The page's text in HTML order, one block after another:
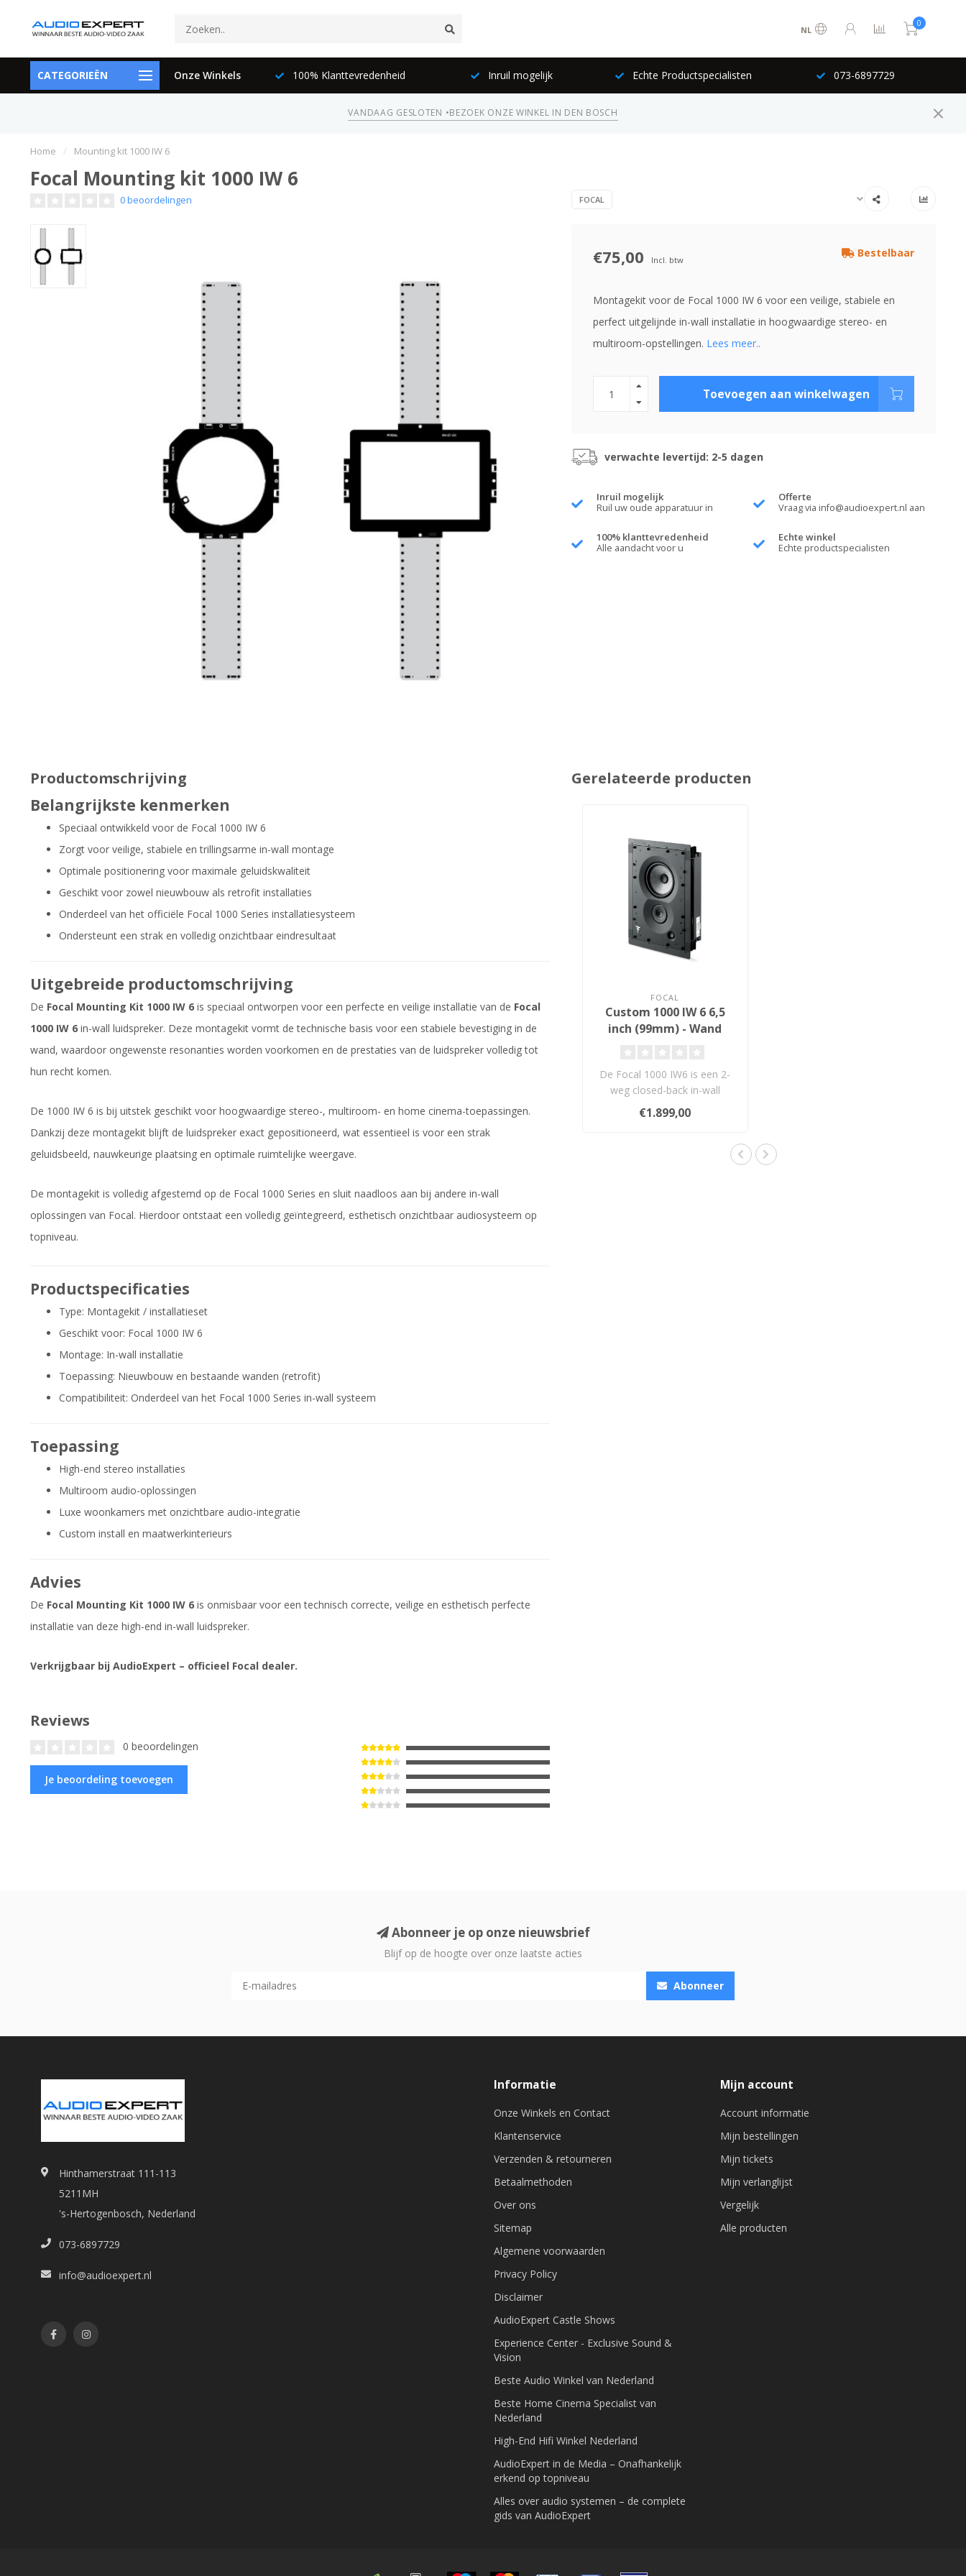
NL
0
CATEGORIEËN Onze Winkels
073-6897729 100% Klanttevredenheid Inruil mogelijk Echte Productspecialisten 073-6897729
VANDAAG GESLOTEN •BEZOEK ONZE WINKEL IN DEN BOSCH
Home / Mounting kit 1000 IW 6
Focal Mounting kit 1000 IW 6
0 beoordelingen FOCAL
€75,00 Incl. btw
Bestelbaar
Montagekit voor de Focal 1000 IW 6 voor een veilige, stabiele en
perfect uitgelijnde in-wall installatie in hoogwaardige stereo- en
multiroom-opstellingen. Lees meer..
Toevoegen aan winkelwagen
verwachte levertijd: 2-5 dagen
Inruil mogelijk
Ruil uw oude apparatuur in
Offerte
Vraag via info@audioexpert.nl aan
100% klanttevredenheid
Alle aandacht voor u
Echte winkel
Echte productspecialisten
Productomschrijving
Belangrijkste kenmerken
Speciaal ontwikkeld voor de Focal 1000 IW 6
Zorgt voor veilige, stabiele en trillingsarme in-wall montage
Optimale positionering voor maximale geluidskwaliteit
Geschikt voor zowel nieuwbouw als retrofit installaties
Onderdeel van het officiële Focal 1000 Series installatiesysteem
Ondersteunt een strak en volledig onzichtbaar eindresultaat
Uitgebreide productomschrijving
De Focal Mounting Kit 1000 IW 6 is speciaal ontworpen voor een perfecte en veilige installatie van de Focal
1000 IW 6 in-wall luidspreker. Deze montagekit vormt de technische basis voor een stabiele bevestiging in de
wand, waardoor ongewenste resonanties worden voorkomen en de prestaties van de luidspreker volledig tot
hun recht komen.
De 1000 IW 6 is bij uitstek geschikt voor hoogwaardige stereo-, multiroom- en home cinema-toepassingen.
Dankzij deze montagekit blijft de luidspreker exact gepositioneerd, wat essentieel is voor een strak
geluidsbeeld, nauwkeurige plaatsing en optimale ruimtelijke weergave.
De montagekit is volledig afgestemd op de Focal 1000 Series en sluit naadloos aan bij andere in-wall
oplossingen van Focal. Hierdoor ontstaat een volledig geïntegreerd, esthetisch onzichtbaar audiosysteem op
topniveau.
Productspecificaties
Type: Montagekit / installatieset
Geschikt voor: Focal 1000 IW 6
Montage: In-wall installatie
Toepassing: Nieuwbouw en bestaande wanden (retrofit)
Compatibiliteit: Onderdeel van het Focal 1000 Series in-wall systeem
Toepassing
High-end stereo installaties
Multiroom audio-oplossingen
Luxe woonkamers met onzichtbare audio-integratie
Custom install en maatwerkinterieurs
Advies
De Focal Mounting Kit 1000 IW 6 is onmisbaar voor een technisch correcte, veilige en esthetisch perfecte
installatie van deze high-end in-wall luidspreker.
Verkrijgbaar bij AudioExpert – officieel Focal dealer.
Reviews
0 beoordelingen
Je beoordeling toevoegen
Gerelateerde producten
FOCAL
Custom 1000 IW 6 6,5
inch (99mm) - Wand
De Focal 1000 IW6 is een 2-
weg closed-back in-wall
luidspreker met Beryllium-twe..
€1.899,00
Abonneer je op onze nieuwsbrief
Blijf op de hoogte over onze laatste acties
Abonneer
Hinthamerstraat 111-113
5211MH
's-Hertogenbosch, Nederland
073-6897729
info@audioexpert.nl
Informatie
Onze Winkels en Contact
Klantenservice
Verzenden & retourneren
Betaalmethoden
Over ons
Sitemap
Algemene voorwaarden
Privacy Policy
Disclaimer
AudioExpert Castle Shows
Experience Center - Exclusive Sound &
Vision
Beste Audio Winkel van Nederland
Beste Home Cinema Specialist van
Nederland
High-End Hifi Winkel Nederland
AudioExpert in de Media – Onafhankelijk
erkend op topniveau
Alles over audio systemen – de complete
gids van AudioExpert
Mijn account
Account informatie
Mijn bestellingen
Mijn tickets
Mijn verlanglijst
Vergelijk
Alle producten